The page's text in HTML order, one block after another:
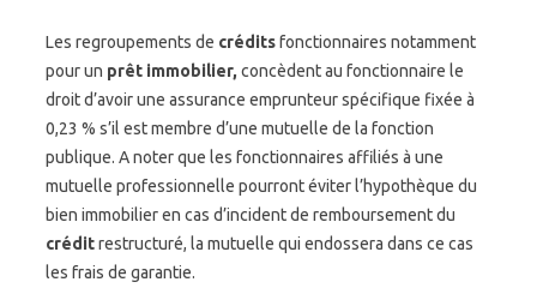
Les regroupements de créditsfonctionnaires notamment
pour un prêt immobilier, concèdent au fonctionnaire le
droit d’avoir une assurance emprunteur spécifique fixée à
0,23 % s’il est membre d’une mutuelle de la fonction
publique. A noter que les fonctionnaires affiliés à une
mutuelle professionnelle pourront éviter l’hypothèque du
bien immobilier en cas d’incident de remboursement du
créditrestructuré, la mutuelle qui endossera dans ce cas
les frais de garantie.